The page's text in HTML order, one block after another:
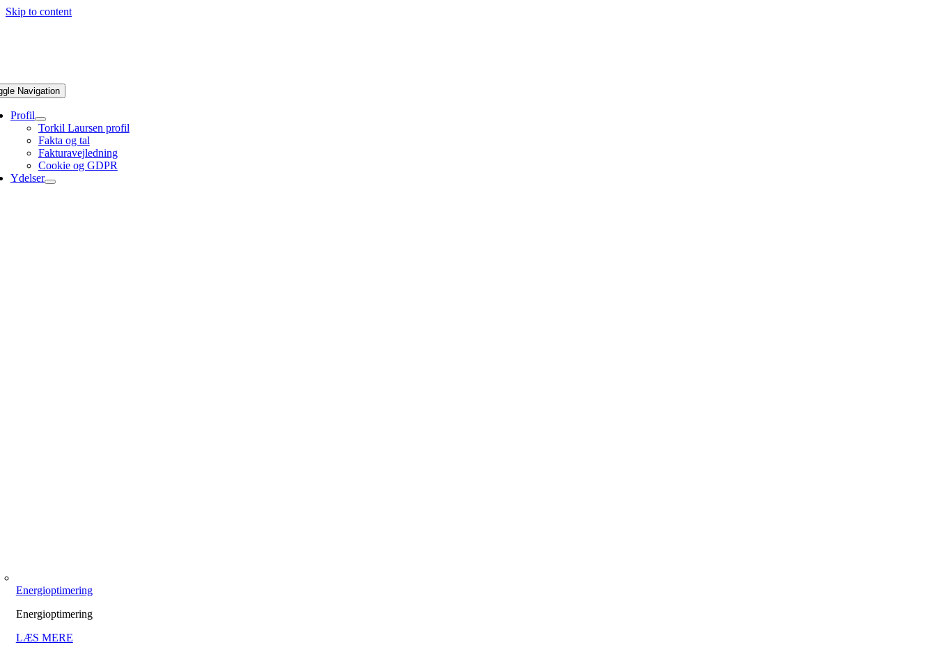
Skip to content
Navigation
Profil
Torkil Laursen profil
Fakta og tal
Fakturavejledning
Cookie og GDPR
Ydelser
Energioptimering
Energioptimering
LÆS MERE